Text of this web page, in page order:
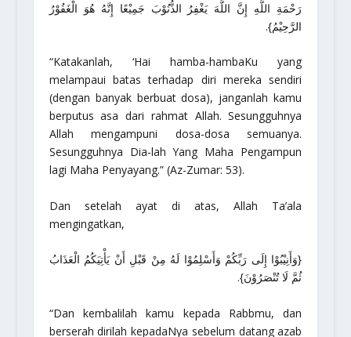
رَحْمَةِ اللَّهِ إِنَّ اللَّهَ يَغْفِرُ الذُّنُوْبَ جَمِيْعًا إِنَّهُ هُوَ الْغَفُوْرُ
الرَّحِيْمُ}.
“Katakanlah, ‘Hai hamba-hambaKu yang
melampaui batas terhadap diri mereka sendiri
(dengan banyak berbuat dosa), janganlah kamu
berputus asa dari rahmat Allah. Sesungguhnya
Allah mengampuni dosa-dosa semuanya.
Sesungguhnya Dia-lah Yang Maha Pengampun
lagi Maha Penyayang.”(Az-Zumar: 53).
Dan setelah ayat di atas, Allah Ta’ala
mengingatkan,
{وَأَنِيْبُوْا إِلَى رَبِّكُمْ وَأَسْلِمُوْا لَهُ مِنْ قَبْلِ أَنْ يَأْتِيَكُمُ الْعَذَابُ
ثُمَّ لَا تُنْصَرُوْنَ}.
“Dan kembalilah kamu kepada Rabbmu, dan
berserah dirilah kepadaNya sebelum datang azab